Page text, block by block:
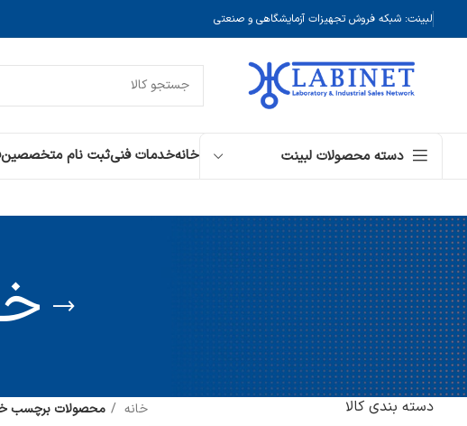
لبینت: شبکه فروش تجهیزات آزمایشگاهی و صنعتی
دسته محصولات لبینت خانهخدمات فنیثبت نام متخصصین
دسته بندی کالا خانه محصولات برچسب